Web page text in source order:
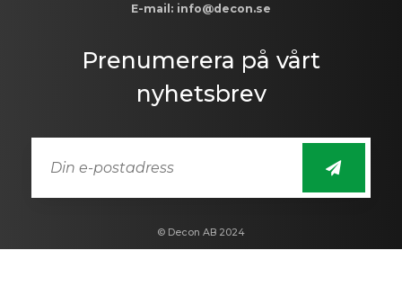
E-mail: info@decon.se
Prenumerera på vårt
nyhetsbrev
post
© Decon AB 2024